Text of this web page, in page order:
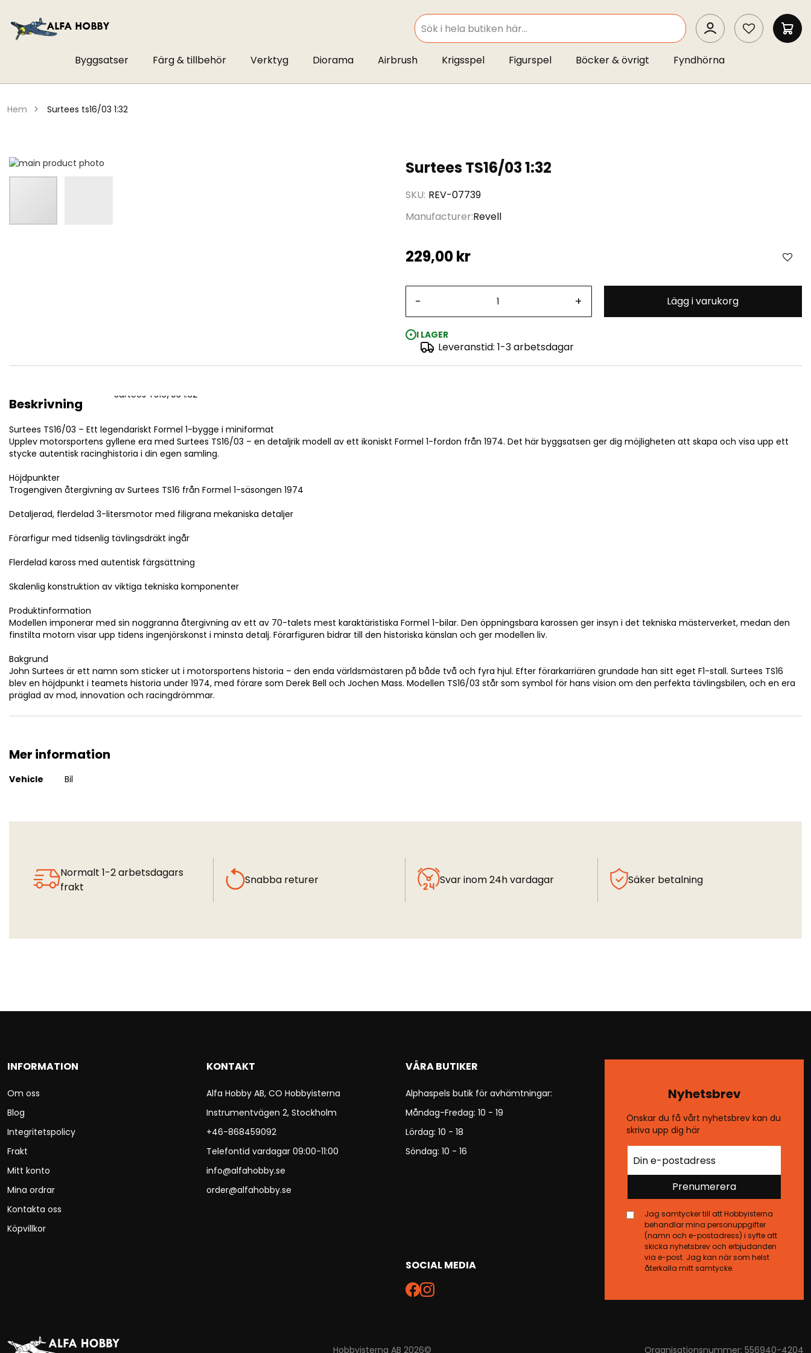
SEARCH
SEARCH
MIN
Byggsatser Färg & tillbehör Verktyg Diorama Airbrush Krigsspel Figurspel Böcker & övrigt Fyndhörna
hem surtees ts16/03 1:32
Surtees TS16/03 1:32
SKU REV-07739
Manufacturer Revell
229,00 kr
- + Lägg i varukorg
I LAGER
Leveranstid: 1-3 arbetsdagar
Hoppa
till
Surtees TS16/03 1:32
Beskrivning
Surtees TS16/03 – Ett legendariskt Formel 1-bygge i miniformat
Upplev motorsportens gyllene era med Surtees TS16/03 – en detaljrik modell av ett ikoniskt Formel 1-fordon från 1974. Det här byggsatsen ger dig möjligheten att skapa och visa upp ett
stycke autentisk racinghistoria i din egen samling.
Höjdpunkter
Trogengiven återgivning av Surtees TS16 från Formel 1-säsongen 1974
Detaljerad, flerdelad 3-litersmotor med filigrana mekaniska detaljer
Förarfigur med tidsenlig tävlingsdräkt ingår
Flerdelad kaross med autentisk färgsättning
Skalenlig konstruktion av viktiga tekniska komponenter
Produktinformation
Modellen imponerar med sin noggranna återgivning av ett av 70-talets mest karaktäristiska Formel 1-bilar. Den öppningsbara karossen ger insyn i det tekniska mästerverket, medan den
finstilta motorn visar upp tidens ingenjörskonst i minsta detalj. Förarfiguren bidrar till den historiska känslan och ger modellen liv.
Bakgrund
John Surtees är ett namn som sticker ut i motorsportens historia – den enda världsmästaren på både två och fyra hjul. Efter förarkarriären grundade han sitt eget F1-stall. Surtees TS16
blev en höjdpunkt i teamets historia under 1974, med förare som Derek Bell och Jochen Mass. Modellen TS16/03 står som symbol för hans vision om den perfekta tävlingsbilen, och en era
präglad av mod, innovation och racingdrömmar.
Mer information
Mer
Vehicle Bil
Normalt 1-2 arbetsdagars
frakt
Snabba returer Svar inom 24h vardagar Säker betalning
INFORMATION
Om oss
Blog
Integritetspolicy
Frakt
Mitt konto
Mina ordrar
Kontakta oss
Köpvillkor
KONTAKT
Alfa Hobby AB, CO Hobbyisterna
Instrumentvägen 2, Stockholm
+46-868459092
Telefontid vardagar 09:00-11:00
info@alfahobby.se
order@alfahobby.se
VÅRA BUTIKER
Alphaspels butik för avhämtningar:
Måndag-Fredag: 10 - 19
Lördag: 10 - 18
Söndag: 10 - 16
SOCIAL MEDIA
Nyhetsbrev
Önskar du få vårt nyhetsbrev kan du
skriva upp dig här
Prenumerera
Jag samtycker till att Hobbyisterna
behandlar mina personuppgifter
(namn och e-postadress) i syfte att
skicka nyhetsbrev och erbjudanden
via e-post. Jag kan när som helst
återkalla mitt samtycke.
Hobbyisterna AB 2026© Organisationsnummer: 556940-4204